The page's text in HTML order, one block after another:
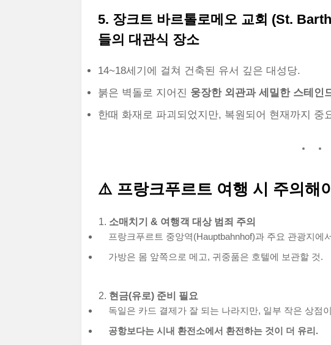
5. 장크트 바르톨로메오 교회 (St.
들의 대관식 장소
14~18세기에 걸쳐 건축된 유서 깊은 대성당.
붉은 벽돌로 지어진 웅장한 외관과 세밀한 스테인
한때 화재로 파괴되었지만, 복원되어 현재까지 중
⚠️ 프랑크푸르트 여행 시 주의해
소매치기 & 여행객 대상 범죄 주의
프랑크푸르트 중앙역(Hauptbahnhof)과 주요 관광지에
가방은 몸 앞쪽으로 메고, 귀중품은 호텔에 보관할 것.
현금(유로) 준비 필요
독일은 카드 결제가 잘 되는 나라지만, 일부 작은 상점
공항보다는 시내 환전소에서 환전하는 것이 더 유리.